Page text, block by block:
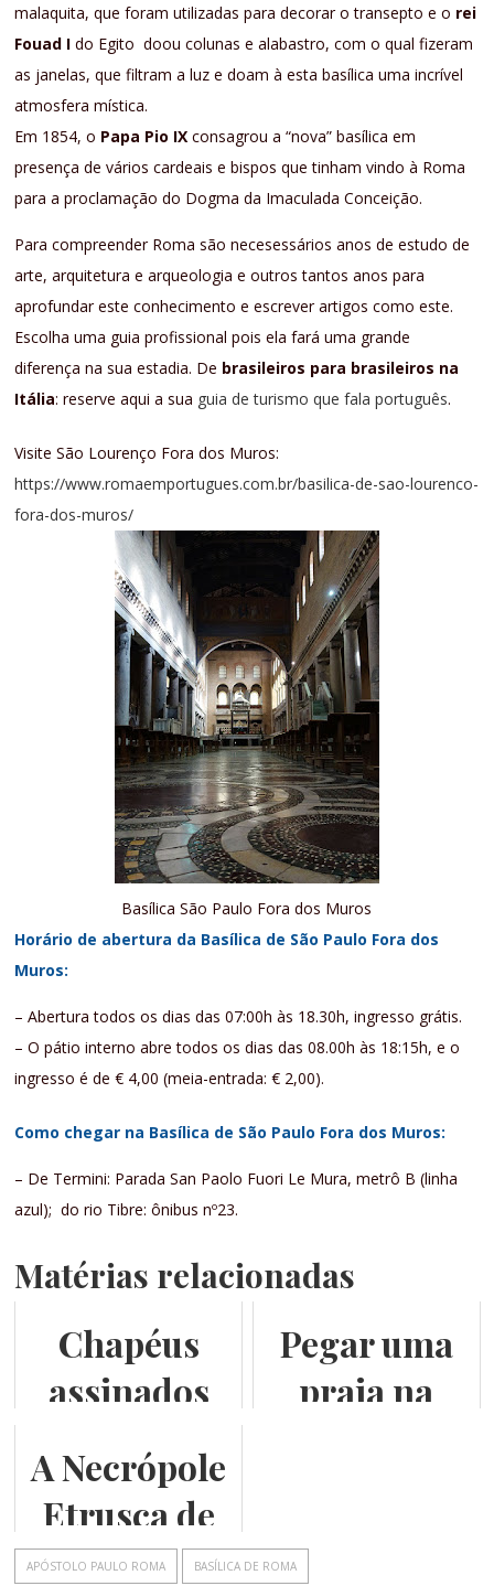
malaquita, que foram utilizadas para decorar o transepto e o rei
Fouad I do Egito doou colunas e alabastro, com o qual fizeram
as janelas, que filtram a luz e doam à esta basílica uma incrível
atmosfera mística.
Em 1854, o Papa Pio IX consagrou a “nova” basílica em
presença de vários cardeais e bispos que tinham vindo à Roma
para a proclamação do Dogma da Imaculada Conceição.
Para compreender Roma são necesessários anos de estudo de
arte, arquitetura e arqueologia e outros tantos anos para
aprofundar este conhecimento e escrever artigos como este.
Escolha uma guia profissional pois ela fará uma grande
diferença na sua estadia. De brasileiros para brasileiros na
Itália: reserve aqui a sua guia de turismo que fala português.
Visite São Lourenço Fora dos Muros:
https://www.romaemportugues.com.br/basilica-de-sao-lourenco-
fora-dos-muros/
Basílica São Paulo Fora dos Muros
Horário de abertura da Basílica de São Paulo Fora dos
Muros:
– Abertura todos os dias das 07:00h às 18.30h, ingresso grátis.
– O pátio interno abre todos os dias das 08.00h às 18:15h, e o
ingresso é de € 4,00 (meia-entrada: € 2,00).
Como chegar na Basílica de São Paulo Fora dos Muros:
– De Termini: Parada San Paolo Fuori Le Mura, metrô B (linha
azul); do rio Tibre: ônibus nº23.
Matérias relacionadas
Chapéus
assinados
Valentina
Sarli
Pegar uma
praia na
A Necrópole
Etrusca de
Cerveteri
APÓSTOLO PAULO ROMA BASÍLICA DE ROMA